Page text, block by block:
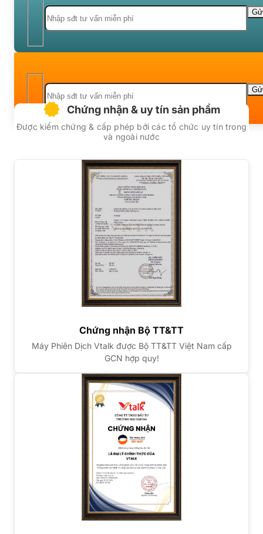
Chứng nhận & uy tín sản phẩm
Được kiểm chứng & cấp phép bởi các tổ chức uy tín trong
và ngoài nước
Chứng nhận Bộ TT&TT
Máy Phiên Dịch Vtalk được Bộ TT&TT Việt Nam cấp
GCN hợp quy!